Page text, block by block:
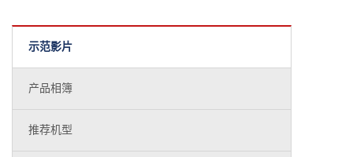
示范影片
产品相簿
推荐机型